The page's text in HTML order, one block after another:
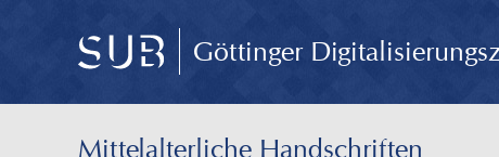
Göttinger
Mittelalterliche Handschriften